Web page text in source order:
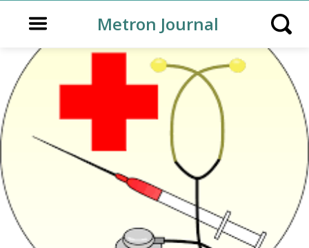
Open main menuMetron Journal Open